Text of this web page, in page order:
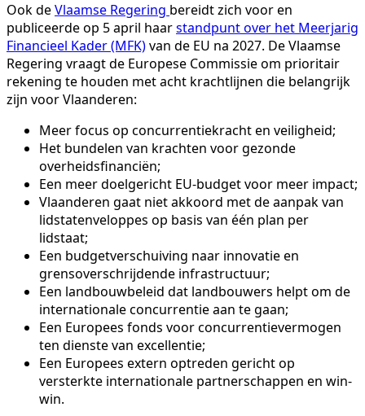
Ook deVlaamse Regering bereidt zich voor en
publiceerde op 5 april haarstandpunt over het Meerjarig
Financieel Kader (MFK)van de EU na 2027. De Vlaamse
Regering vraagt de Europese Commissie om prioritair
rekening te houden met acht krachtlijnen die belangrijk
zijn voor Vlaanderen:
Meer focus op concurrentiekracht en veiligheid;
Het bundelen van krachten voor gezonde
overheidsfinanciën;
Een meer doelgericht EU-budget voor meer impact;
Vlaanderen gaat niet akkoord met de aanpak van
lidstatenveloppes op basis van één plan per
lidstaat;
Een budgetverschuiving naar innovatie en
grensoverschrijdende infrastructuur;
Een landbouwbeleid dat landbouwers helpt om de
internationale concurrentie aan te gaan;
Een Europees fonds voor concurrentievermogen
ten dienste van excellentie;
Een Europees extern optreden gericht op
versterkte internationale partnerschappen en win-
win.